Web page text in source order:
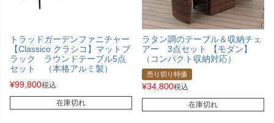
トラッドガーデンファニチャー
【Classico クラシコ】マットブ
ラック ラウンドテーブル5点
セット （本格アルミ製）
¥99,800税込
在庫切れ
ラタン調のテーブル＆収納チェ
アー 3点セット 【モダン】
（コンパクト収納対応）
売り切り特価
¥34,800税込
在庫切れ